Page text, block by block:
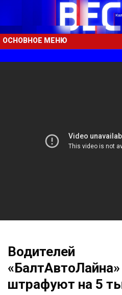
ОСНОВНОЕ МЕНЮ
Водителей
«БалтАвтоЛайна»
штрафуют на 5